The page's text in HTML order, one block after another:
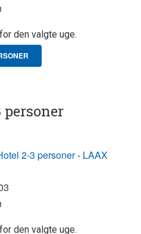
den valgte uge.
2-3 personer- LAAX
den valgte uge.